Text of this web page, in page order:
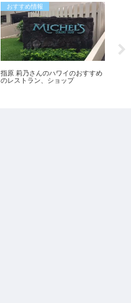
おすすめ情報
指原 莉乃さんのハワイのおすすめ
のレストラン、ショップ